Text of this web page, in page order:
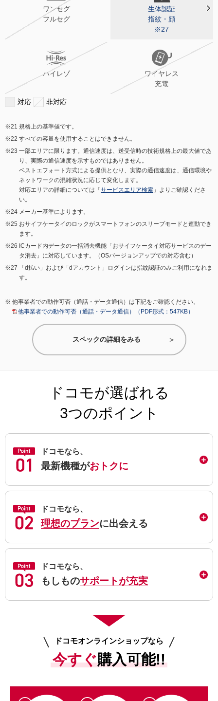
ワンセグ
フルセグ
生体認証
指紋・顔
※27
ハイレゾ
ワイヤレス
充電
対応 非対応
規格上の基準値です。
すべての容量を使用することはできません。
一部エリアに限ります。通信速度は、送受信時の技術規格上の最大値であ
り、実際の通信速度を示すものではありません。
ベストエフォート方式による提供となり、実際の通信速度は、通信環境や
ネットワークの混雑状況に応じて変化します。
対応エリアの詳細については「 サービスエリア検索 」よりご確認くださ
い。
メーカー基準によります。
おサイフケータイのロックがスマートフォンのスリープモードと連動でき
ます。
ICカード内データの一括消去機能「おサイフケータイ対応サービスのデー
タ消去」に対応しています。（OSバージョンアップでの対応含む）
「d払い」および「dアカウント」ログインは指紋認証のみご利用になれま
す。
他事業者での動作可否（通話・データ通信）は下記をご確認ください。
他事業者での動作可否（通話・データ通信）（PDF形式：547KB）
スペックの詳細をみる
ドコモが選ばれる
3つのポイント
ドコモなら、
最新機種がおトクに
ドコモなら、
理想のプランに出会える
ドコモなら、
もしものサポートが充実
ドコモオンラインショップなら
今すぐ購入可能!!